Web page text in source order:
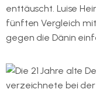
enttäuscht. Luise
fünften Vergleich
gegen die Dänin